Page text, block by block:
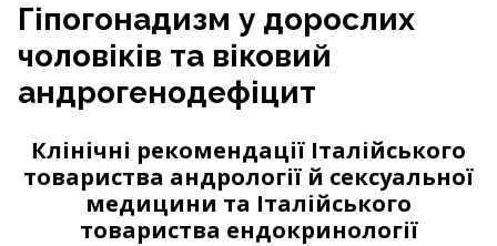
Гіпогонадизм у дорослих
чоловіків та віковий
андрогенодефіцит
Клінічні рекомендації Італійського
товариства андрології й сексуальної
медицини та Італійського
товариства ендокринології